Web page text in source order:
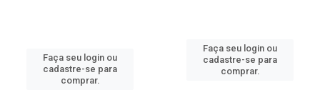
Faça seu login ou
cadastre-se para
comprar.
Faça seu login ou
cadastre-se para
comprar.